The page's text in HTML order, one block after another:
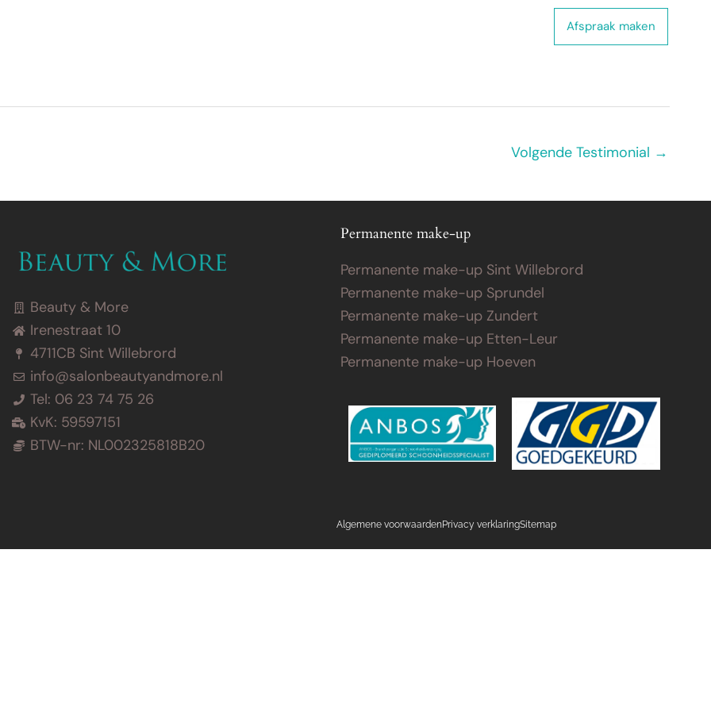
Afspraak maken
Volgende Testimonial →
Beauty & More
Irenestraat 10
4711CB Sint Willebrord
info@salonbeautyandmore.nl
Tel: 06 23 74 75 26
KvK: 59597151
BTW-nr: NL002325818B20
Permanente make-up
Permanente make-up Sint Willebrord
Permanente make-up Sprundel
Permanente make-up Zundert
Permanente make-up Etten-Leur
Permanente make-up Hoeven
Algemene voorwaardenPrivacy verklaringSitemap